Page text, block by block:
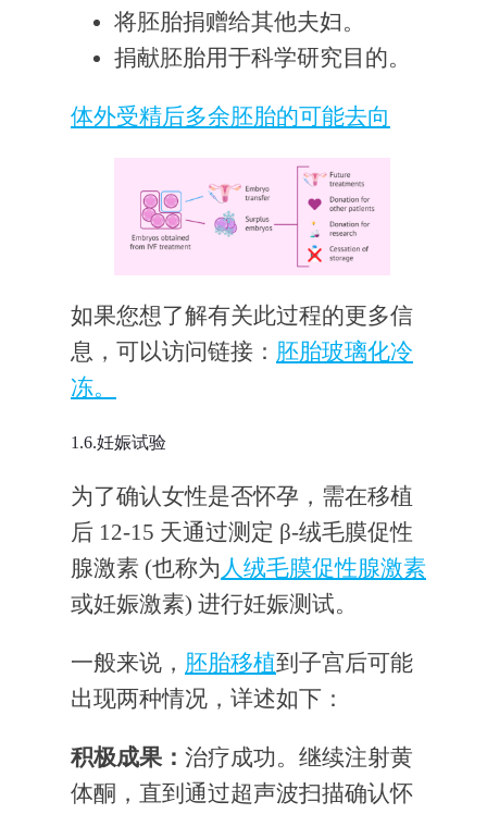
将胚胎捐赠给其他夫妇。
捐献胚胎用于科学研究目的。
体外受精后多余胚胎的可能去向
如果您想了解有关此过程的更多信
息，可以访问链接： 胚胎玻璃化冷
冻。
1.6.妊娠试验
为了确认女性是否怀孕，需在移植
后 12-15 天通过测定 β-绒毛膜促性
腺激素 (也称为 人绒毛膜促性腺激素
或妊娠激素) 进行妊娠测试。
一般来说， 胚胎移植到子宫后可能
出现两种情况，详述如下：
积极成果： 治疗成功。继续注射黄
体酮，直到通过超声波扫描确认怀